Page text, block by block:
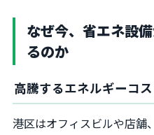
なぜ今、省エネ設
るのか
高騰するエネルギーコ
港区はオフィスビルや店舗